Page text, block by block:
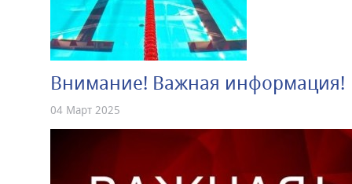
Внимание! Важная информация!
04 Март 2025